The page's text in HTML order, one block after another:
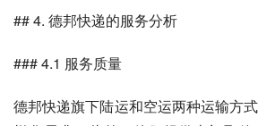
## 4. 德邦快递的服务分析
### 4.1 服务质量
德邦快递旗下陆运和空运两种运输方